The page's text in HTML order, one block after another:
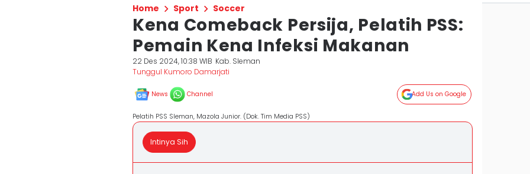
Home Sport Soccer
Kena Comeback Persija, Pelatih PSS:
Pemain Kena Infeksi Makanan
22 Des 2024, 10:38 WIB Kab. Sleman
Tunggul Kumoro Damarjati
News Channel Add Us on Google
Pelatih PSS Sleman, Mazola Junior. (Dok. Tim Media PSS)
Intinya Sih